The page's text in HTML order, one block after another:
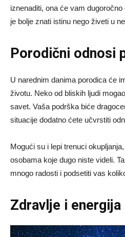
iznenaditi, ona će vam
je bolje znati istinu nego živeti u
Porodični odnosi
U narednim danima porodica će
životu. Neko od bliskih ljudi
savet. Vaša podrška biće
situacije dodatno ćete učvrstiti
Mogući su i lepi trenuci
osobama koje dugo niste videli.
mnogo radosti i podsetiti vas
Zdravlje i energija